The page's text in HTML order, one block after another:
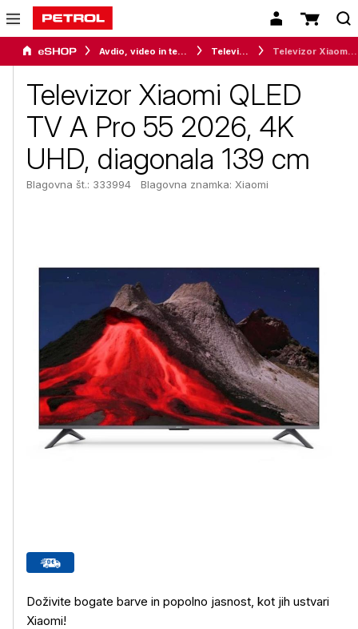
Avdio, video in telefonija Televizorji Televizor Xiaomi QLED TV A Pro 55 2026, 4K UHD, diagonala 139 cm
Televizor Xiaomi QLED
TV A Pro 55 2026, 4K
UHD, diagonala 139 cm
Blagovna št.: 333994 Blagovna znamka: Xiaomi
Doživite bogate barve in popolno jasnost, kot jih ustvari
Xiaomi!